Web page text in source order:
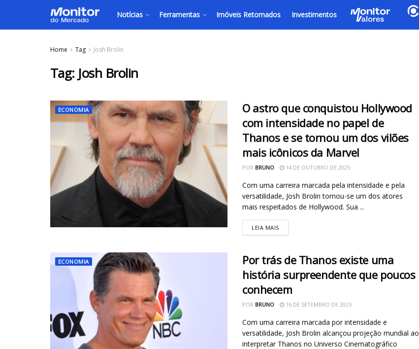
Notícias Ferramentas Imóveis Retomados Investimentos
Home Tag Josh Brolin
Tag: Josh Brolin
ECONOMIA
O astro que conquistou Hollywood
com intensidade no papel de
Thanos e se tornou um dos vilões
mais icônicos da Marvel
POR BRUNO 14 DE OUTUBRO DE 2025
Com uma carreira marcada pela intensidade e pela
versatilidade, Josh Brolin tornou-se um dos atores
mais respeitados de Hollywood. Sua ...
LEIA MAIS
ECONOMIA
Por trás de Thanos existe uma
história surpreendente que poucos
conhecem
POR BRUNO 16 DE SETEMBRO DE 2025
Com uma carreira marcada por intensidade e
versatilidade, Josh Brolin alcançou projeção mundial ao
interpretar Thanos no Universo Cinematográfico